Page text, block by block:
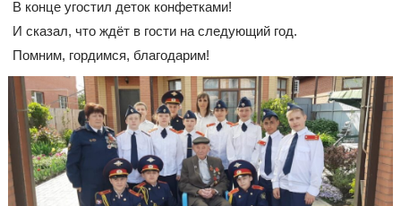
В конце угостил деток конфетками!
И сказал, что ждёт в гости на следующий год.
Помним, гордимся, благодарим!